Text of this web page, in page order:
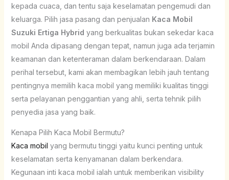
kepada cuaca, dan tentu saja keselamatan pengemudi dan
keluarga. Pilih jasa pasang dan penjualan Kaca Mobil
Suzuki Ertiga Hybrid yang berkualitas bukan sekedar kaca
mobil Anda dipasang dengan tepat, namun juga ada terjamin
keamanan dan ketenteraman dalam berkendaraan. Dalam
perihal tersebut, kami akan membagikan lebih jauh tentang
pentingnya memilih kaca mobil yang memiliki kualitas tinggi
serta pelayanan penggantian yang ahli, serta tehnik pilih
penyedia jasa yang baik.
Kenapa Pilih Kaca Mobil Bermutu?
Kaca mobil yang bermutu tinggi yaitu kunci penting untuk
keselamatan serta kenyamanan dalam berkendara.
Kegunaan inti kaca mobil ialah untuk memberikan visibility